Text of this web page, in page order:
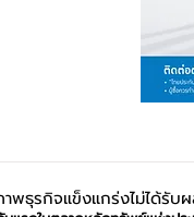
พธุรกิจแข็งแกร่งไม่ได้รั